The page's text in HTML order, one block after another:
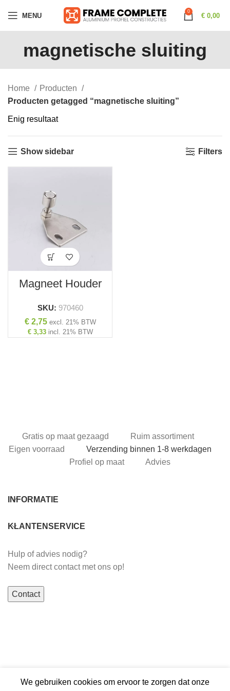
MENU
0
€ 0,00
magnetische sluiting
Home
Producten
Producten getagged “magnetische sluiting”
Enig resultaat
Show sidebar Filters
Magneet Houder
SKU: 970460
€2,75 excl. 21% BTW
€3,33incl. 21% BTW
Gratis op maat gezaagd
Ruim assortiment
Eigen voorraad
Verzending binnen 1-8 werkdagen
Profiel op maat
Advies
INFORMATIE
KLANTENSERVICE
Hulp of advies nodig?
Neem direct contact met ons op!
Contact
We gebruiken cookies om ervoor te zorgen dat onze